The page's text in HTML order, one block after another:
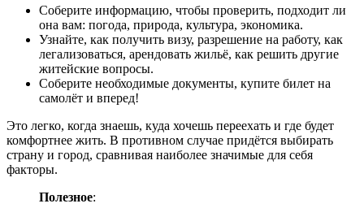
Соберите информацию, чтобы проверить, подходит ли
она вам: погода, природа, культура, экономика.
Узнайте, как получить визу, разрешение на работу, как
легализоваться, арендовать жильё, как решить другие
житейские вопросы.
Соберите необходимые документы, купите билет на
самолёт и вперед!
Это легко, когда знаешь, куда хочешь переехать и где будет
комфортнее жить. В противном случае придётся выбирать
страну и город, сравнивая наиболее значимые для себя
факторы.
Полезное: